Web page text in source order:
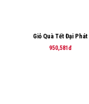
Giỏ Quà Tết Đại Phát
950,581đ